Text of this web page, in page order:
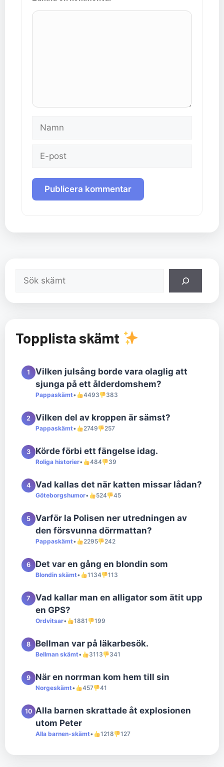
Kommentar
Namn
Sök
Topplista skämt
1
Vilken julsång borde vara olaglig att
sjunga på ett ålderdomshem?
Pappaskämt• 4493 383
2 Vilken del av kroppen är sämst?
Pappaskämt• 2749 257
3 Körde förbi ett fängelse idag.
Roliga historier• 484 39
4 Vad kallas det när katten missar lådan?
Göteborgshumor• 524 45
5
Varför la Polisen ner utredningen av
den försvunna dörrmattan?
Pappaskämt• 2295 242
6 Det var en gång en blondin som
Blondin skämt• 1134 113
7
Vad kallar man en alligator som ätit upp
en GPS?
Ordvitsar• 1881 199
8 Bellman var på läkarbesök.
Bellman skämt• 3113 341
9 När en norrman kom hem till sin
Norgeskämt• 457 41
10 Alla barnen skrattade åt explosionen
utom Peter
Alla barnen-skämt• 1218 127